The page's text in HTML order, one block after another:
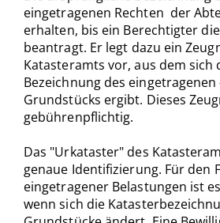
eingetragenen Rechten der
erhalten, bis ein Berechtigter
beantragt. Er legt dazu ein
Katasteramts vor, aus dem sich
Bezeichnung des eingetragenen
Grundstücks ergibt. Dieses
gebührenpflichtig.
Das "Urkataster" des
genaue Identifizierung. Für den
eingetragener Belastungen ist
wenn sich die